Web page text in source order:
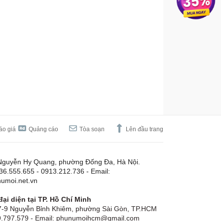
giá Quảng cáo Tòa soạn Lên đầu trang
Hy Quang, phường Đống Đa, Hà Nội.
- 0913.212.736 - Email:
diện tại TP. Hồ Chí Minh
9 Nguyễn Bỉnh Khiêm, phường Sài Gòn, TP.HCM
- Email: phunumoihcm@gmail.com